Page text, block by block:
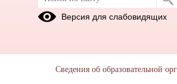
Противодействие
Версия для слабовидящих
Сведения об образовательной